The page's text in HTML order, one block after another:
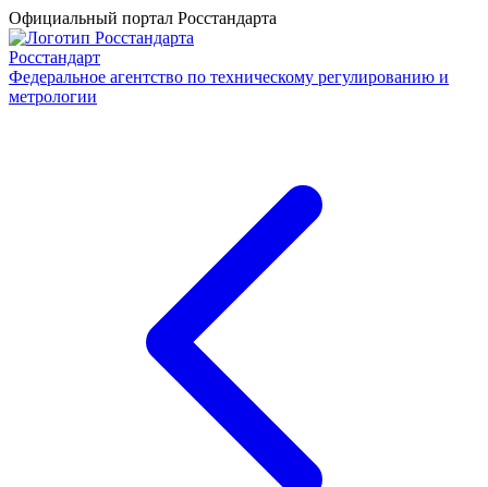
Официальный портал Росстандарта
Росстандарт
Федеральное агентство по техническому регулированию и
метрологии